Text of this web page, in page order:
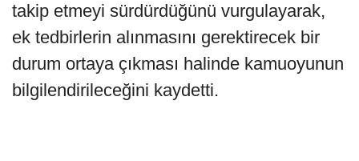
takip etmeyi sürdürdüğünü vurgulayarak,
ek tedbirlerin alınmasını gerektirecek bir
durum ortaya çıkması halinde kamuoyunun
bilgilendirileceğini kaydetti.